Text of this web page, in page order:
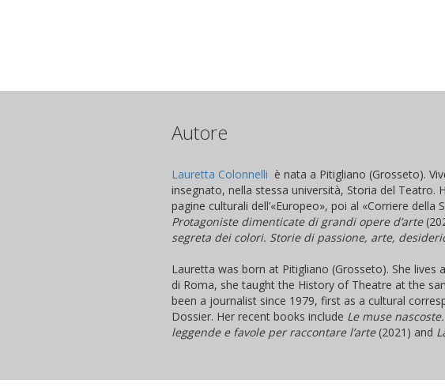
Autore
Lauretta Colonnelli è nata a Pitigliano (Grosseto).
insegnato, nella stessa università, Storia del Teatro.
pagine culturali dell’«Europeo», poi al «Corriere
Protagoniste dimenticate di grandi opere d’arte
segreta dei colori. Storie di passione, arte,
Lauretta was born at Pitigliano (Grosseto). She
di Roma, she taught the History of Theatre at the
been a journalist since 1979, first as a cultural
Dossier. Her recent books include Le muse
leggende e favole per raccontare l’arte(2021) and